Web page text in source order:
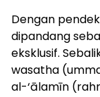
Dengan
dipandang
eksklusif.
wasatha
al-‘ālamīn